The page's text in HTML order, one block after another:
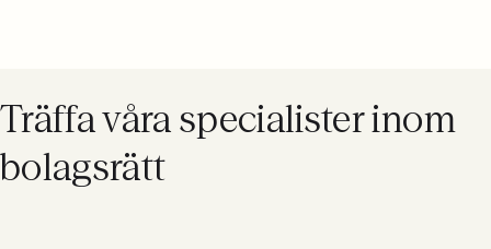
Träffa våra specialister inom
bolagsrätt